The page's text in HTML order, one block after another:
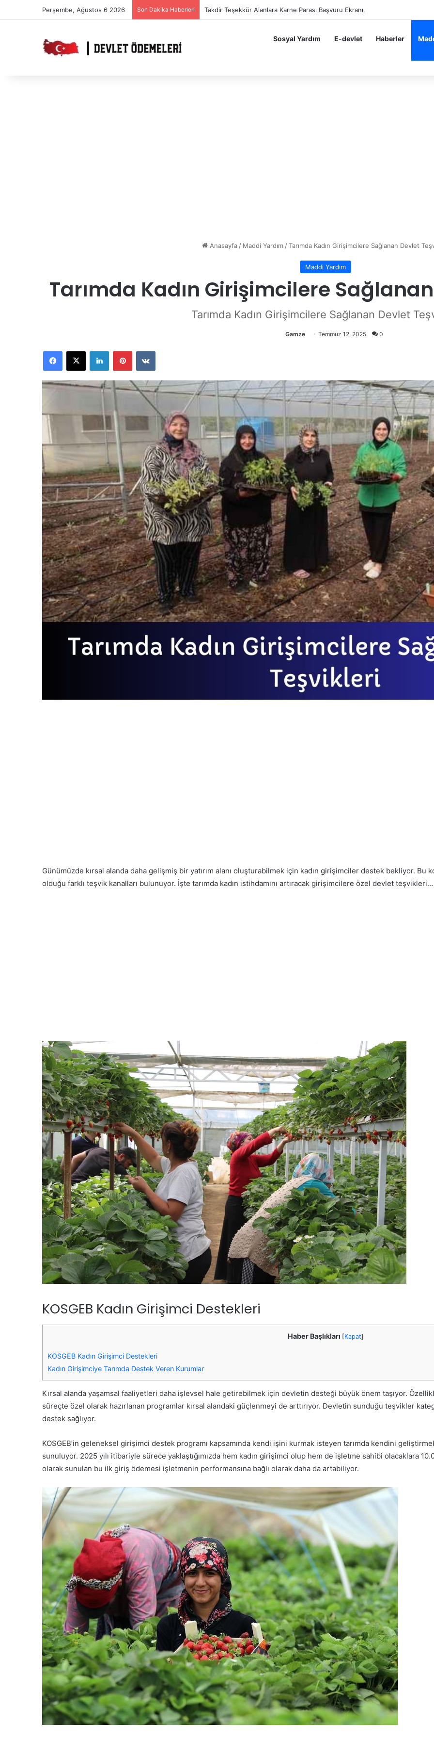
Perşembe, Ağustos 6 2026 Son Dakika Haberleri Takdir Teşekkür Alanlara Karne Parası Başvuru Ekranı.
Sosyal Yardım E-devlet Haberler
Anasayfa / Maddi Yardım / Tarımda Kadın Girişimcilere Sağlanan Devlet
Maddi Yardım
Tarımda Kadın Girişimcilere
Tarımda Kadın Girişimcilere Sağlanan Devlet
Gamze Temmuz 12, 2025 0
Günümüzde kırsal alanda daha gelişmiş bir yatırım alanı oluşturabilmek için kadın girişimciler destek bekliyor. Bu
olduğu farklı teşvik kanalları bulunuyor. İşte tarımda kadın istihdamını artıracak girişimcilere özel devlet teşvikleri…
KOSGEB Kadın Girişimci Destekleri
Haber Başlıkları [Kapat]
KOSGEB Kadın Girişimci Destekleri
Kadın Girişimciye Tarımda Destek Veren Kurumlar
Kırsal alanda yaşamsal faaliyetleri daha işlevsel hale getirebilmek için devletin desteği büyük önem taşıyor.
süreçte özel olarak hazırlanan programlar kırsal alandaki güçlenmeyi de arttırıyor. Devletin sunduğu teşvikler
destek sağlıyor.
KOSGEB’in geleneksel girişimci destek programı kapsamında kendi işini kurmak isteyen tarımda kendini
sunuluyor. 2025 yılı itibariyle sürece yaklaştığımızda hem kadın girişimci olup hem de işletme sahibi olacaklara
olarak sunulan bu ilk giriş ödemesi işletmenin performansına bağlı olarak daha da artabiliyor.